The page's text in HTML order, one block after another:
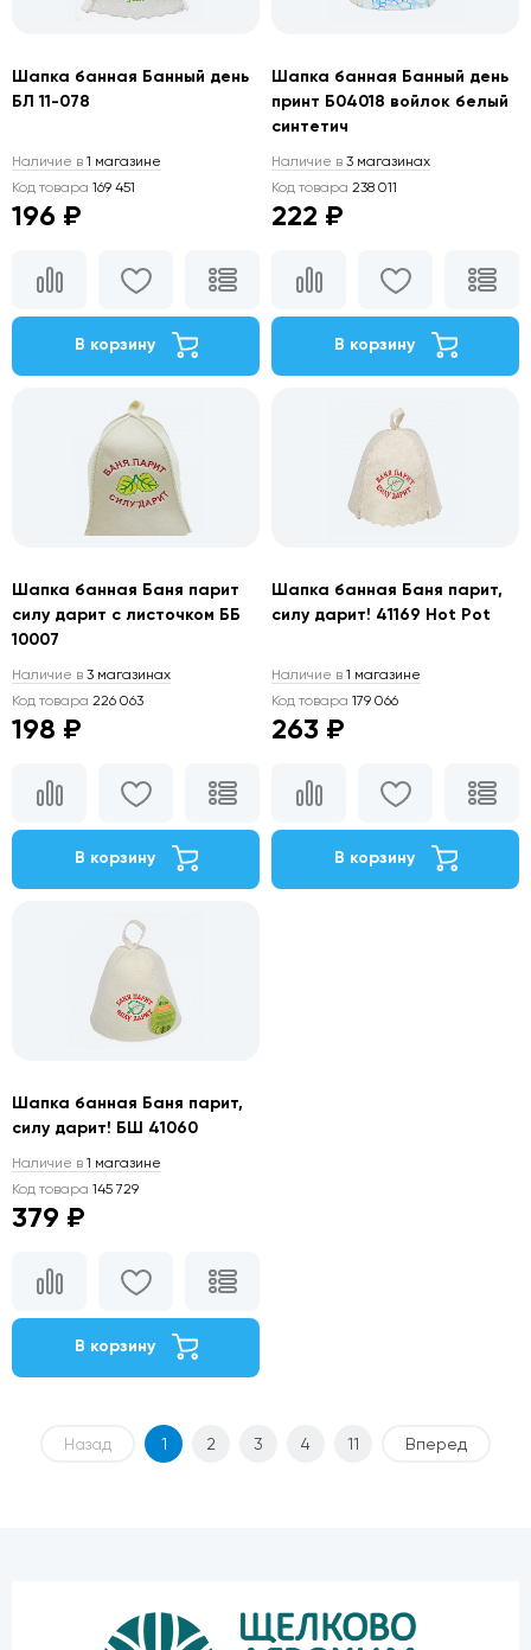
Шапка банная Банный день
БЛ 11-078
Наличие в 1 магазине
Код товара 169 451
196 ₽
В корзину
Шапка банная Банный день
принт Б04018 войлок белый
синтетич
Наличие в 3 магазинах
Код товара 238 011
222 ₽
В корзину
Шапка банная Баня парит
силу дарит с листочком ББ
10007
Наличие в 3 магазинах
Код товара 226 063
198 ₽
В корзину
Шапка банная Баня парит,
силу дарит! 41169 Hot Pot
Наличие в 1 магазине
Код товара 179 066
263 ₽
В корзину
Шапка банная Баня парит,
силу дарит! БШ 41060
Наличие в 1 магазине
Код товара 145 729
379 ₽
В корзину
Назад 1 2 3 4 11 Вперед